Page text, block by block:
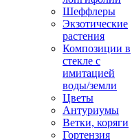
Шеффлеры
Экзотические
растения
Композиции в
стекле с
имитацией
воды/земли
Цветы
Антуриумы
Ветки, коряги
Гортензия